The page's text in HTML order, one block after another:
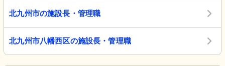
北九州市の施設長・管理職
北九州市八幡西区の施設長・管理職